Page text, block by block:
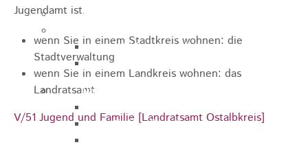
Jugendparlament
Wahlen Aktuell
Nachhaltige Stadtentwicklung
Online Beteiligung
Jugendamt ist,
wenn Sie in einem Stadtkreis wohnen: die
Stadtverwaltung
wenn Sie in einem Landkreis wohnen: das
Landratsamt
V/51 Jugend und Familie [Landratsamt Ostalbkreis]